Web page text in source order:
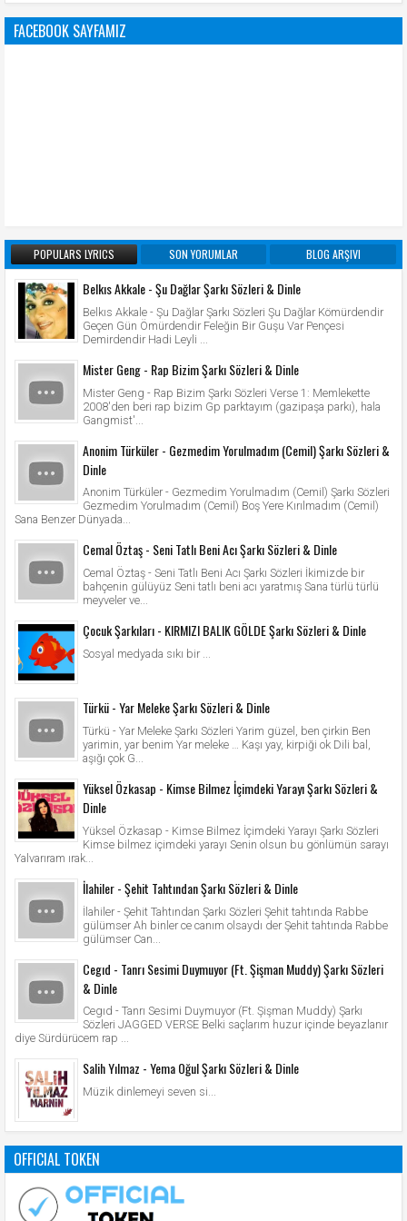
FACEBOOK SAYFAMIZ
POPULARS LYRICS SON YORUMLAR BLOG ARŞIVI
Belkıs Akkale - Şu Dağlar Şarkı Sözleri & Dinle
Belkıs Akkale - Şu Dağlar Şarkı Sözleri Şu Dağlar Kömürdendir
Geçen Gün Ömürdendir Feleğin Bir Guşu Var Pençesi
Demirdendir Hadi Leyli ...
Mister Geng - Rap Bizim Şarkı Sözleri & Dinle
Mister Geng - Rap Bizim Şarkı Sözleri Verse 1: Memlekette
2008'den beri rap bizim Gp parktayım (gazipaşa parkı), hala
Gangmist'...
Anonim Türküler - Gezmedim Yorulmadım (Cemil) Şarkı Sözleri &
Dinle
Anonim Türküler - Gezmedim Yorulmadım (Cemil) Şarkı Sözleri
Gezmedim Yorulmadım (Cemil) Boş Yere Kırılmadım (Cemil)
Sana Benzer Dünyada...
Cemal Öztaş - Seni Tatlı Beni Acı Şarkı Sözleri & Dinle
Cemal Öztaş - Seni Tatlı Beni Acı Şarkı Sözleri İkimizde bir
bahçenin gülüyüz Seni tatlı beni acı yaratmış Sana türlü türlü
meyveler ve...
Çocuk Şarkıları - KIRMIZI BALIK GÖLDE Şarkı Sözleri & Dinle
Sosyal medyada sıkı bir ...
Türkü - Yar Meleke Şarkı Sözleri & Dinle
Türkü - Yar Meleke Şarkı Sözleri Yarim güzel, ben çirkin Ben
yarimin, yar benim Yar meleke … Kaşı yay, kirpiği ok Dili bal,
aşığı çok G...
Yüksel Özkasap - Kimse Bilmez İçimdeki Yarayı Şarkı Sözleri &
Dinle
Yüksel Özkasap - Kimse Bilmez İçimdeki Yarayı Şarkı Sözleri
Kimse bilmez içimdeki yarayı Senin olsun bu gönlümün sarayı
Yalvarıram ırak...
İlahiler - Şehit Tahtından Şarkı Sözleri & Dinle
İlahiler - Şehit Tahtından Şarkı Sözleri Şehit tahtında Rabbe
gülümser Ah binler ce canım olsaydı der Şehit tahtında Rabbe
gülümser Can...
Cegıd - Tanrı Sesimi Duymuyor (Ft. Şişman Muddy) Şarkı Sözleri
& Dinle
Cegıd - Tanrı Sesimi Duymuyor (Ft. Şişman Muddy) Şarkı
Sözleri JAGGED VERSE Belki saçlarım huzur içinde beyazlanır
diye Sürdürücem rap ...
Salih Yılmaz - Yema Oğul Şarkı Sözleri & Dinle
Müzik dinlemeyi seven si...
OFFICIAL TOKEN